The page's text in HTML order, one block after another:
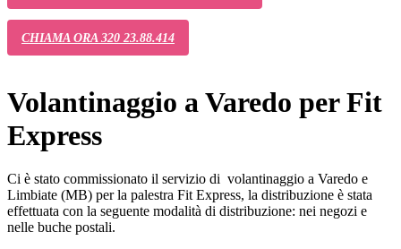
CHIAMA ORA 320 23.88.414
Volantinaggio a Varedo per Fit
Express
Ci è stato commissionato il servizio di volantinaggio a Varedo e
Limbiate (MB) per la palestra Fit Express, la distribuzione è stata
effettuata con la seguente modalità di distribuzione: nei negozi e
nelle buche postali.